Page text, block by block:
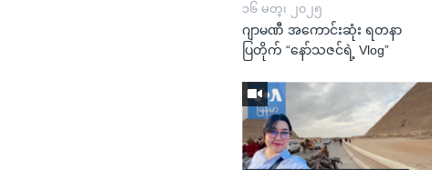
၁၆ မတ္၊ ၂၀၂၅
ဂျာမဏီ အကောင်းဆုံး ရတနာ
ပြတိုက် “နော်သဇင်ရဲ့ Vlog”